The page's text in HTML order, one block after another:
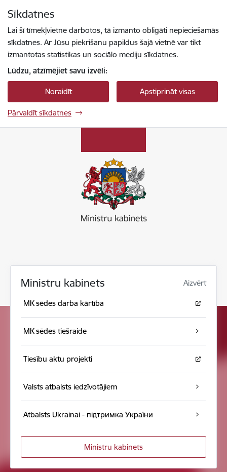
Sīkdatnes
Lai šī tīmekļvietne darbotos, tā izmanto obligāti nepieciešamās
sīkdatnes. Ar Jūsu piekrišanu papildus šajā vietnē var tikt
izmantotas statistikas un sociālo mediju sīkdatnes.
Lūdzu, atzīmējiet savu izvēli:
Noraidīt Apstiprināt visas
Pārvaldīt sīkdatnes
Ministru kabinets Aizvērt
MK sēdes darba kārtība
MK sēdes tiešraide
Tiesību aktu projekti
Valsts atbalsts iedzīvotājiem
Atbalsts Ukrainai - підтримка України
Ministru kabinets